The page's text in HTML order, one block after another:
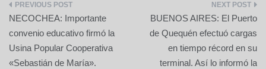
Navegación
de
entradas
NECOCHEA: Importante
convenio educativo firmó la
Usina Popular Cooperativa
«Sebastián de María».
BUENOS AIRES: El Puerto
de Quequén efectuó cargas
en tiempo récord en su
terminal. Así lo informó la